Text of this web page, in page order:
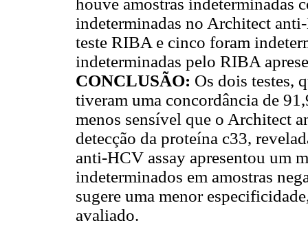
indeterminadas no Architect
teste RIBA e cinco foram
indeterminadas pelo RIBA
CONCLUSÃO: Os dois testes,
tiveram uma concordância de
menos sensível que o Architect
detecção da proteína c33,
anti-HCV assay apresentou um
indeterminados em amostras
sugere uma menor
avaliado.